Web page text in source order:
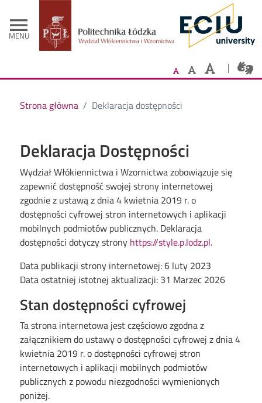
menu
MENU
- Strona główna
Strona główna Deklaracja dostępności
Deklaracja Dostępności
Wydział Włókiennictwa i Wzornictwazobowiązuje się
zapewnić dostępność swojejstrony internetowej
zgodnie z ustawą z dnia 4 kwietnia 2019 r. o
dostępności cyfrowej stron internetowych i aplikacji
mobilnych podmiotów publicznych. Deklaracja
dostępności dotyczy strony https://style.p.lodz.pl.
Data publikacji strony internetowej:6 luty 2023
Data ostatniej istotnej aktualizacji: 31 Marzec 2026
Stan dostępności cyfrowej
Ta strona internetowa jest częściowo zgodna z
załącznikiem do ustawy o dostępności cyfrowej z dnia 4
kwietnia 2019 r. o dostępności cyfrowej stron
internetowych i aplikacji mobilnych podmiotów
publicznych z powodu niezgodności wymienionych
poniżej.